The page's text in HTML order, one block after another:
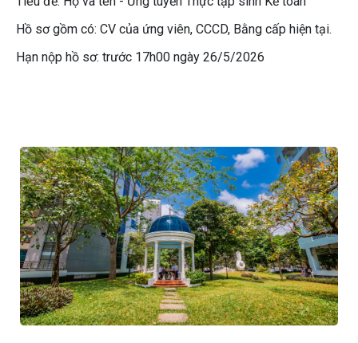
Hồ sơ gồm có: CV của ứng viên, CCCD, Bằng cấp hiện tại.
Hạn nộp hồ sơ: trước 17h00 ngày 26/5/2026